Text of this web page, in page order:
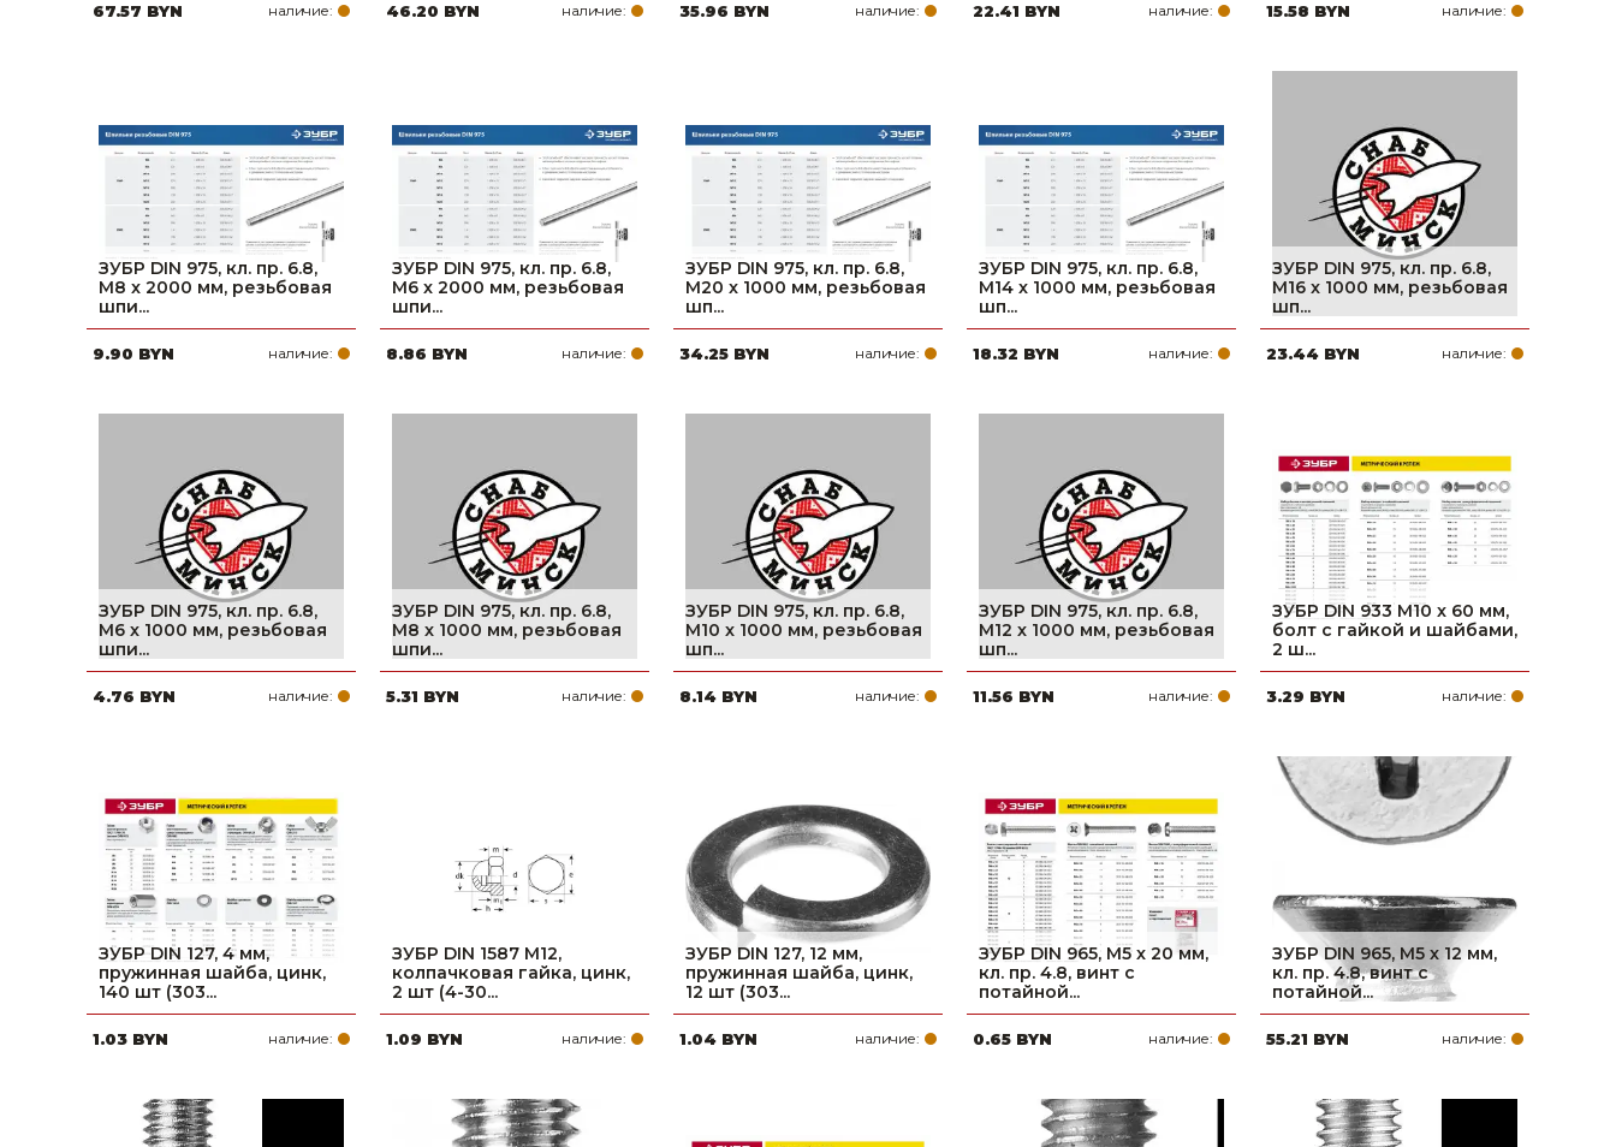
67.57 BYN наличие: 46.20 BYN наличие: 35.96 BYN наличие: 22.41 BYN наличие: 15.58 BYN наличие:
ЗУБР DIN 975, кл. пр. 6.8,
М8 x 2000 мм, резьбовая
шпи...
9.90 BYN наличие:
ЗУБР DIN 975, кл. пр. 6.8,
М6 x 2000 мм, резьбовая
шпи...
8.86 BYN наличие:
ЗУБР DIN 975, кл. пр. 6.8,
М20 x 1000 мм, резьбовая
шп...
34.25 BYN наличие:
ЗУБР DIN 975, кл. пр. 6.8,
М14 x 1000 мм, резьбовая
шп...
18.32 BYN наличие:
ЗУБР DIN 975, кл. пр. 6.8,
М16 x 1000 мм, резьбовая
шп...
23.44 BYN наличие:
ЗУБР DIN 975, кл. пр. 6.8,
М6 x 1000 мм, резьбовая
шпи...
4.76 BYN наличие:
ЗУБР DIN 975, кл. пр. 6.8,
М8 x 1000 мм, резьбовая
шпи...
5.31 BYN наличие:
ЗУБР DIN 975, кл. пр. 6.8,
М10 x 1000 мм, резьбовая
шп...
8.14 BYN наличие:
ЗУБР DIN 975, кл. пр. 6.8,
М12 x 1000 мм, резьбовая
шп...
11.56 BYN наличие:
ЗУБР DIN 933 M10 x 60 мм,
болт с гайкой и шайбами,
2 ш...
3.29 BYN наличие:
ЗУБР DIN 127, 4 мм,
пружинная шайба, цинк,
140 шт (303...
1.03 BYN наличие:
ЗУБР DIN 1587 M12,
колпачковая гайка, цинк,
2 шт (4-30...
1.09 BYN наличие:
ЗУБР DIN 127, 12 мм,
пружинная шайба, цинк,
12 шт (303...
1.04 BYN наличие:
ЗУБР DIN 965, M5 x 20 мм,
кл. пр. 4.8, винт с
потайной...
0.65 BYN наличие:
ЗУБР DIN 965, M5 x 12 мм,
кл. пр. 4.8, винт с
потайной...
55.21 BYN наличие: